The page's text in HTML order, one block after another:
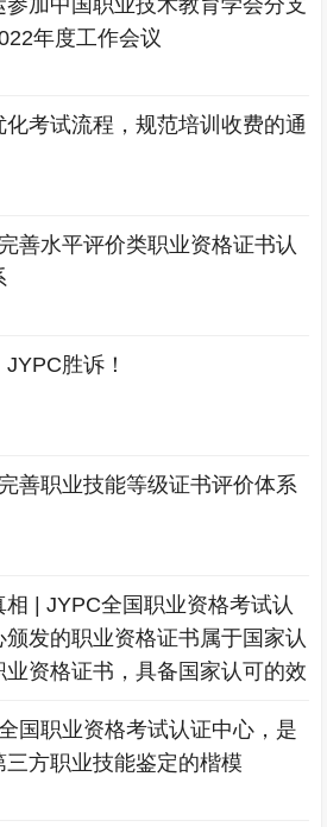
参加中国职业技术教育学会分支
年度工作会议
化考试流程，规范培训收费的通
善水平评价类职业资格证书认
胜诉！
善职业技能等级证书评价体系
相 | JYPC全国职业资格考试认
颁发的职业资格证书属于国家认
业资格证书，具备国家认可的效
国职业资格考试认证中心，是
三方职业技能鉴定的楷模